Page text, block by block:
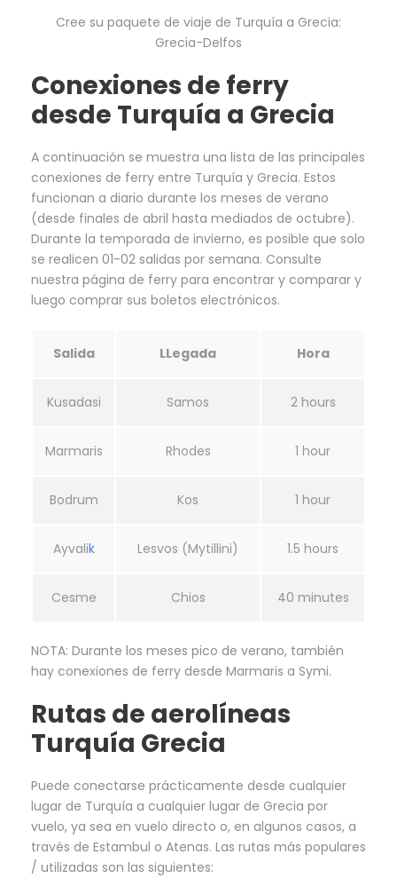
Cree su paquete de viaje de Turquía a Grecia:
Grecia-Delfos
Conexiones de ferry
desde Turquía a Grecia
A continuación se muestra una lista de las principales
conexiones de ferry entre Turquía y Grecia. Estos
funcionan a diario durante los meses de verano
(desde finales de abril hasta mediados de octubre).
Durante la temporada de invierno, es posible que solo
se realicen 01-02 salidas por semana. Consulte
nuestra página de ferry para encontrar y comparar y
luego comprar sus boletos electrónicos.
Salida LLegada Hora
Kusadasi Samos 2 hours
Marmaris Rhodes 1 hour
Bodrum Kos 1 hour
Ayvalik Lesvos (Mytillini) 1.5 hours
Cesme Chios 40 minutes
NOTA: Durante los meses pico de verano, también
hay conexiones de ferry desde Marmaris a Symi.
Rutas de aerolíneas
Turquía Grecia
Puede conectarse prácticamente desde cualquier
lugar de Turquía a cualquier lugar de Grecia por
vuelo, ya sea en vuelo directo o, en algunos casos, a
través de Estambul o Atenas. Las rutas más populares
/ utilizadas son las siguientes: